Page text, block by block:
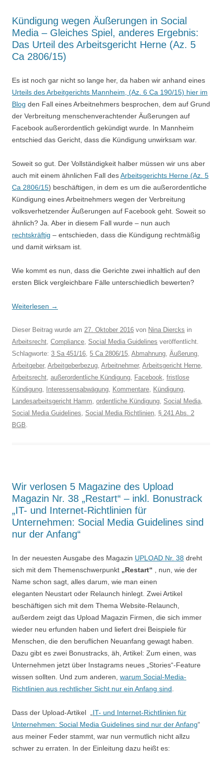
Kündigung wegen Äußerungen in Social
Media – Gleiches Spiel, anderes Ergebnis:
Das Urteil des Arbeitsgericht Herne (Az. 5
Ca 2806/15)
Es ist noch gar nicht so lange her, da haben wir anhand eines
Urteils des Arbeitgerichts Mannheim, (Az. 6 Ca 190/15) hier im
Blog den Fall eines Arbeitnehmers besprochen, dem auf Grund
der Verbreitung menschenverachtender Äußerungen auf
Facebook außerordentlich gekündigt wurde. In Mannheim
entschied das Gericht, dass die Kündigung unwirksam war.
Soweit so gut. Der Vollständigkeit halber müssen wir uns aber
auch mit einem ähnlichen Fall desArbeitsgerichts Herne (Az. 5
Ca 2806/15) beschäftigen, in dem es um die außerordentliche
Kündigung eines Arbeitnehmers wegen der Verbreitung
volksverhetzender Äußerungen auf Facebook geht. Soweit so
ähnlich? Ja. Aber in diesem Fall wurde – nun auch
rechtskräftig – entschieden, dass die Kündigung rechtmäßig
und damit wirksam ist.
Wie kommt es nun, dass die Gerichte zwei inhaltlich auf den
ersten Blick vergleichbare Fälle unterschiedlich bewerten?
Weiterlesen →
Dieser Beitrag wurde am 27. Oktober 2016 von Nina Diercks in
Arbeitsrecht Compliance Social Media Guidelines veröffentlicht.
Schlagworte: 3 Sa 451/16 5 Ca 2806/15 Abmahnung Äußerung
Arbeitgeber, Arbeitgeberbezug Arbeitnehmer, Arbeitsgericht Herne
Arbeitsrecht außerordentliche Kündigung Facebook fristlose
Kündigung Interessensabwägung Kommentare Kündigung
Landesarbeitsgericht Hamm ordentliche Kündigung Social Media
Social Media Guidelines
Social Media Richtlinien § 241 Abs. 2
BGB
Wir verlosen 5 Magazine des Upload
Magazin Nr. 38 „Restart“ – inkl. Bonustrack
„IT- und Internet-Richtlinien für
Unternehmen: Social Media Guidelines sind
nur der Anfang“
In der neuesten Ausgabe des Magazin UPLOAD Nr. 38 dreht
sich mit dem Themenschwerpunkt „Restart“ , nun, wie der
Name schon sagt, alles darum, wie man einen
eleganten Neustart oder Relaunch hinlegt. Zwei Artikel
beschäftigen sich mit dem Thema Website-Relaunch,
außerdem zeigt das Upload Magazin Firmen, die sich immer
wieder neu erfunden haben und liefert drei Beispiele für
Menschen, die den beruflichen Neuanfang gewagt haben.
Dazu gibt es zwei Bonustracks, äh, Artikel: Zum einen, was
Unternehmen jetzt über Instagrams neues „Stories“-Feature
wissen sollten. Und zum anderen, warum Social-Media-
Richtlinien aus rechtlicher Sicht nur ein Anfang sind
Dass der Upload-Artikel „ IT- und Internet-Richtlinien für
Unternehmen: Social Media Guidelines sind nur der Anfang“
aus meiner Feder stammt, war nun vermutlich nicht allzu
schwer zu erraten. In der Einleitung dazu heißt es: